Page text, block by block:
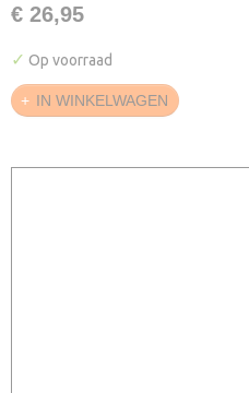
€ 26,95
✓ Op voorraad
IN WINKELWAGEN